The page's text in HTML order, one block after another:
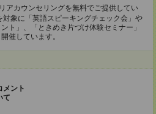
アカウンセリングを無料でご提供してい
象に「英語スピーキングチェック会」や
ト」、「ときめき⽚づけ体験セミナー」
催しています。
メント
て